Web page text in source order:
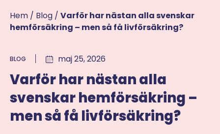
Hem / Blog / Varför har nästan alla svenskar
hemförsäkring – men så få livförsäkring?
BLOG maj 25, 2026
Varför har nästan alla
svenskar hemförsäkring –
men så få livförsäkring?